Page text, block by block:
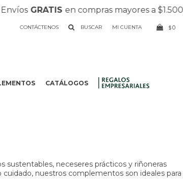
GRATISen compras mayores a $1.500 | |
CATÁLOGOS
CONTÁCTENOS $0
sustentables, neceseres prácticos y riñoneras
nuestros complementos son ideales para